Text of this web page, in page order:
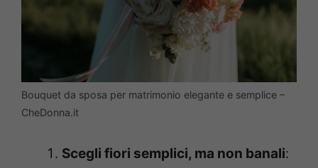
Bouquet da sposa per matrimonio elegante e semplice –
CheDonna.it
Scegli fiori semplici, ma non banali: